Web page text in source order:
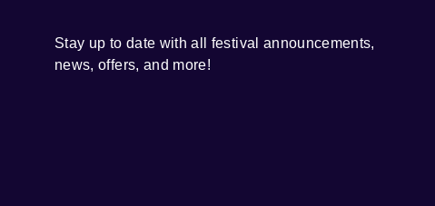
Stay up to date with all festival announcements,
news, offers, and more!